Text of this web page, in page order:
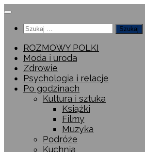
Przeskocz
treściSzukaj:
ROZMOWY POLKI
Moda i uroda
Zdrowie
Psychologia i relacje
Po godzinach
Kultura i sztuka
Książki
Filmy
Muzyka
Podróże
Kuchnia